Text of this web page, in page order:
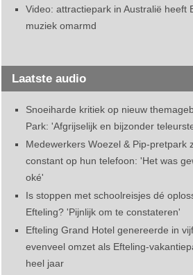
Video: attractiepark in Australië heeft
muziek omarmd
Laatste audio
Snoeiharde kritiek op nieuw
Park: 'Afgrijselijk en bijzonder
Medewerkers Woezel & Pip-pretpark
constant op hun telefoon: 'Het was
oké'
Is stoppen met schoolreisjes dé
Efteling? 'Pijnlijk om te constateren'
Efteling Grand Hotel genereerde in
evenveel omzet als Efteling-
heel jaar